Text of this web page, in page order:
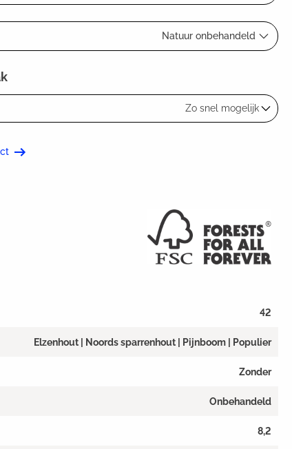
Natuur onbehandeld
Zo snel mogelijk
42
Elzenhout | Noords sparrenhout | Pijnboom | Populier
Zonder
Onbehandeld
8,2